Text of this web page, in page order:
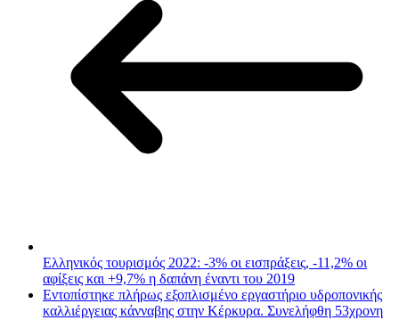
Ελληνικός τουρισμός 2022: -3% οι εισπράξεις, -11,2% οι
αφίξεις και +9,7% η δαπάνη έναντι του 2019
Εντοπίστηκε πλήρως εξοπλισμένο εργαστήριο υδροπονικής
καλλιέργειας κάνναβης στην Κέρκυρα. Συνελήφθη 53χρονη